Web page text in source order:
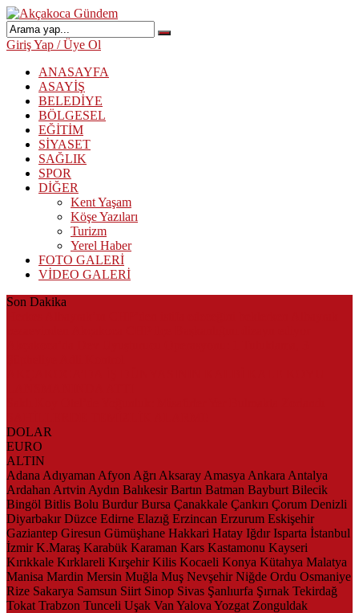
Giriş Yap / Üye Ol
ANASAYFA
ASAYİŞ
BELEDİYE
BÖLGESEL
EĞİTİM
SİYASET
SAĞLIK
SPOR
DİĞER
Kent Yaşam
Köşe Yazıları
Turizm
Yerel Haber
FOTO GALERİ
VİDEO GALERİ
Son Dakika
DOLAR
EURO
ALTIN
Adana Adıyaman Afyon Ağrı Aksaray Amasya Ankara Antalya
Ardahan Artvin Aydın Balıkesir Bartın Batman Bayburt Bilecik
Bingöl Bitlis Bolu Burdur Bursa Çanakkale Çankırı Çorum Denizli
Diyarbakır Düzce Edirne Elazığ Erzincan Erzurum Eskişehir
Gaziantep Giresun Gümüşhane Hakkari Hatay Iğdır Isparta İstanbul
İzmir K.Maraş Karabük Karaman Kars Kastamonu Kayseri
Kırıkkale Kırklareli Kırşehir Kilis Kocaeli Konya Kütahya Malatya
Manisa Mardin Mersin Muğla Muş Nevşehir Niğde Ordu Osmaniye
Rize Sakarya Samsun Siirt Sinop Sivas Şanlıurfa Şırnak Tekirdağ
Tokat Trabzon Tunceli Uşak Van Yalova Yozgat Zonguldak